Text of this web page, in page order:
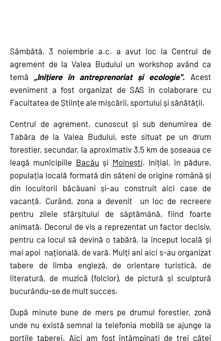
Sâmbătă, 3 noiembrie a.c. a avut loc la Centrul de
agrement de la Valea Budului un workshop având ca
temă „Inițiere în antreprenoriat și ecologie”. Acest
eveniment a fost organizat de SAS în colaborare cu
Facultatea de Științe ale mișcării, sportului și sănătății.
Centrul de agrement, cunoscut și sub denumirea de
Tabăra de la Valea Budului, este situat pe un drum
forestier, secundar, la aproximativ 3,5 km de șoseaua ce
leagă municipiile Bacău și Moinești. Inițial, în pădure,
populația locală formată din săteni de origine română și
din locuitorii băcăuani și-au construit aici case de
vacanță. Curând, zona a devenit un loc de recreere
pentru zilele sfârșitului de săptămână, fiind foarte
animată. Decorul de vis a reprezentat un factor decisiv,
pentru ca locul să devină o tabără, la început locală și
mai apoi națională, de vară. Mulți ani aici s-au organizat
tabere de limba engleză, de orientare turistică, de
literatură, de muzică (folclor), de pictură și sculptură
bucurându-se de mult succes.
După minute bune de mers pe drumul forestier, zonă
unde nu există semnal la telefonia mobilă se ajunge la
porțile taberei. Aici am fost întâmpinați de trei căței